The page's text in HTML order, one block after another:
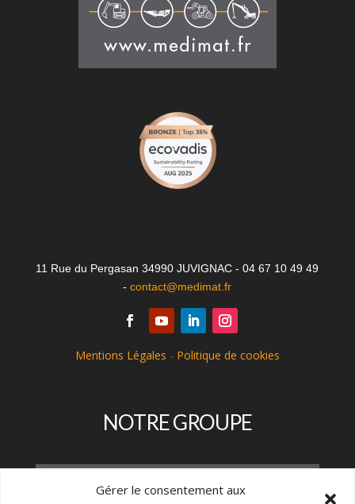
Gérer le consentement aux
11 Rue du Pergasan 34990 JUVIGNAC - 04 67 10 49 49
-contact@medimat.fr
Mentions Légales - Politique de cookies
NOTRE GROUPE